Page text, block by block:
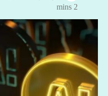
2 mins